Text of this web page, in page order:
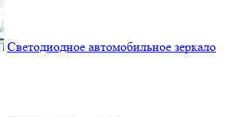
Светодиодное автомобильное зеркало